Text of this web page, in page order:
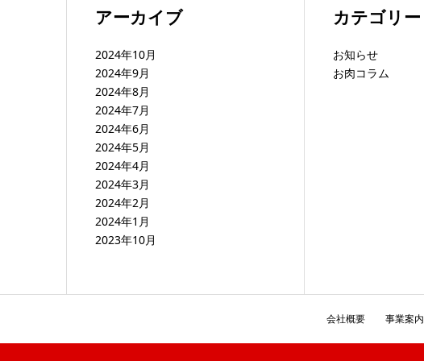
アーカイブ
2024年10月
2024年9月
2024年8月
2024年7月
2024年6月
2024年5月
2024年4月
2024年3月
2024年2月
2024年1月
2023年10月
カテゴリー
お知らせ
お肉コラム
会社概要 事業案内